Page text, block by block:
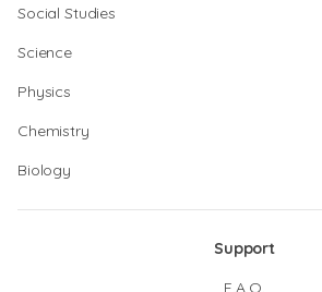
Social Studies
Science
Physics
Chemistry
Biology
Support
F.A.Q.